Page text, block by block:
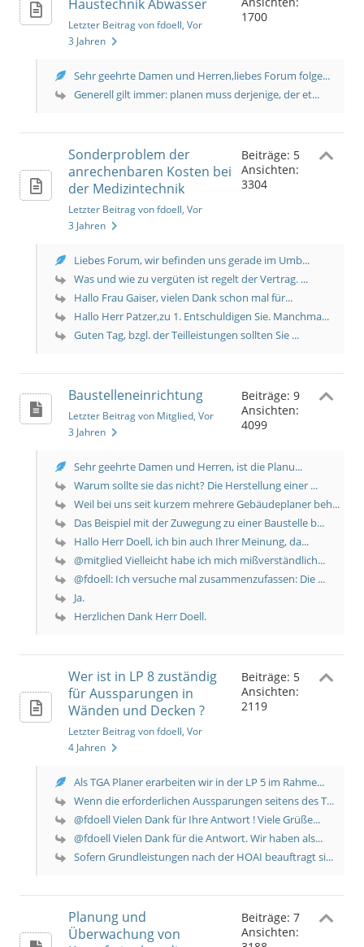
Haustechnik Abwasser
Letzter Beitrag von fdoell, Vor
3 Jahren
1700
Sehr geehrte Damen und Herren,liebes Forum folge...
Generell gilt immer: planen muss derjenige, der et...
Sonderproblem der
anrechenbaren Kosten bei
der Medizintechnik
Letzter Beitrag von fdoell, Vor
3 Jahren
Beiträge: 5
Ansichten:
3304
Liebes Forum, wir befinden uns gerade im Umb...
Was und wie zu vergüten ist regelt der Vertrag. ...
Hallo Frau Gaiser, vielen Dank schon mal für...
Hallo Herr Patzer,zu 1. Entschuldigen Sie. Manchma...
Guten Tag, bzgl. der Teilleistungen sollten Sie ...
Baustelleneinrichtung
Letzter Beitrag von Mitglied, Vor
3 Jahren
Beiträge: 9
Ansichten:
4099
Sehr geehrte Damen und Herren, ist die Planu...
Warum sollte sie das nicht? Die Herstellung einer ...
Weil bei uns seit kurzem mehrere Gebäudeplaner beh...
Das Beispiel mit der Zuwegung zu einer Baustelle b...
Hallo Herr Doell, ich bin auch Ihrer Meinung, da...
@mitglied Vielleicht habe ich mich mißverständlich...
@fdoell: Ich versuche mal zusammenzufassen: Die ...
Ja.
Herzlichen Dank Herr Doell.
Wer ist in LP 8 zuständig
für Aussparungen in
Wänden und Decken ?
Letzter Beitrag von fdoell, Vor
4 Jahren
Beiträge: 5
Ansichten:
2119
Als TGA Planer erarbeiten wir in der LP 5 im Rahme...
Wenn die erforderlichen Aussparungen seitens des T...
@fdoell Vielen Dank für Ihre Antwort ! Viele Grüße...
@fdoell Vielen Dank für die Antwort. Wir haben als...
Sofern Grundleistungen nach der HOAI beauftragt si...
Planung und
Überwachung von
Beiträge: 7
Ansichten: